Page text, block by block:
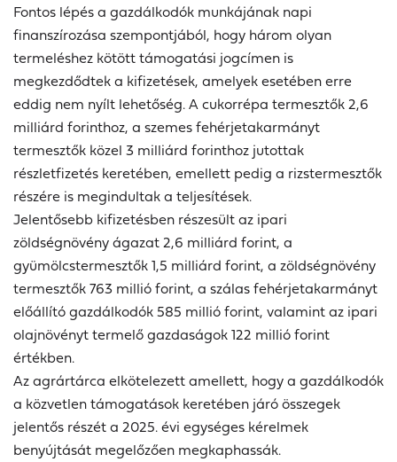
Fontos lépés a gazdálkodók munkájának napi
finanszírozása szempontjából, hogy három olyan
termeléshez kötött támogatási jogcímen is
megkezdődtek a kifizetések, amelyek esetében erre
eddig nem nyílt lehetőség. A cukorrépa termesztők 2,6
milliárd forinthoz, a szemes fehérjetakarmányt
termesztők közel 3 milliárd forinthoz jutottak
részletfizetés keretében, emellett pedig a rizstermesztők
részére is megindultak a teljesítések.
Jelentősebb kifizetésben részesült az ipari
zöldségnövény ágazat 2,6 milliárd forint, a
gyümölcstermesztők 1,5 milliárd forint, a zöldségnövény
termesztők 763 millió forint, a szálas fehérjetakarmányt
előállító gazdálkodók 585 millió forint, valamint az ipari
olajnövényt termelő gazdaságok 122 millió forint
értékben.
Az agrártárca elkötelezett amellett, hogy a gazdálkodók
a közvetlen támogatások keretében járó összegek
jelentős részét a 2025. évi egységes kérelmek
benyújtását megelőzően megkaphassák.